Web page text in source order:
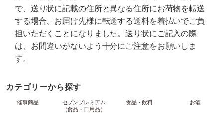
で、送り状に記載の住所と異なる住所にお荷物を転送
する場合、お届け先様に転送する送料を着払いでご負
担いただくことになりました。送り状にご記入の際
は、お間違いがないよう十分にご注意をお願いしま
す。
カテゴリーから探す
催事商品
セブンプレミアム
（食品・日用品）
食品・飲料 お酒